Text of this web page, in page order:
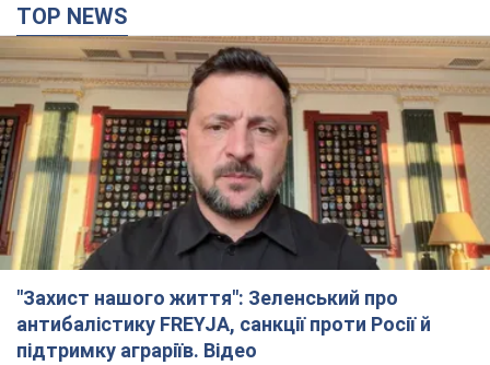
TOP NEWS
"Захист нашого життя": Зеленський про
антибалістику FREYJA, санкції проти Росії й
підтримку аграріїв. Відео